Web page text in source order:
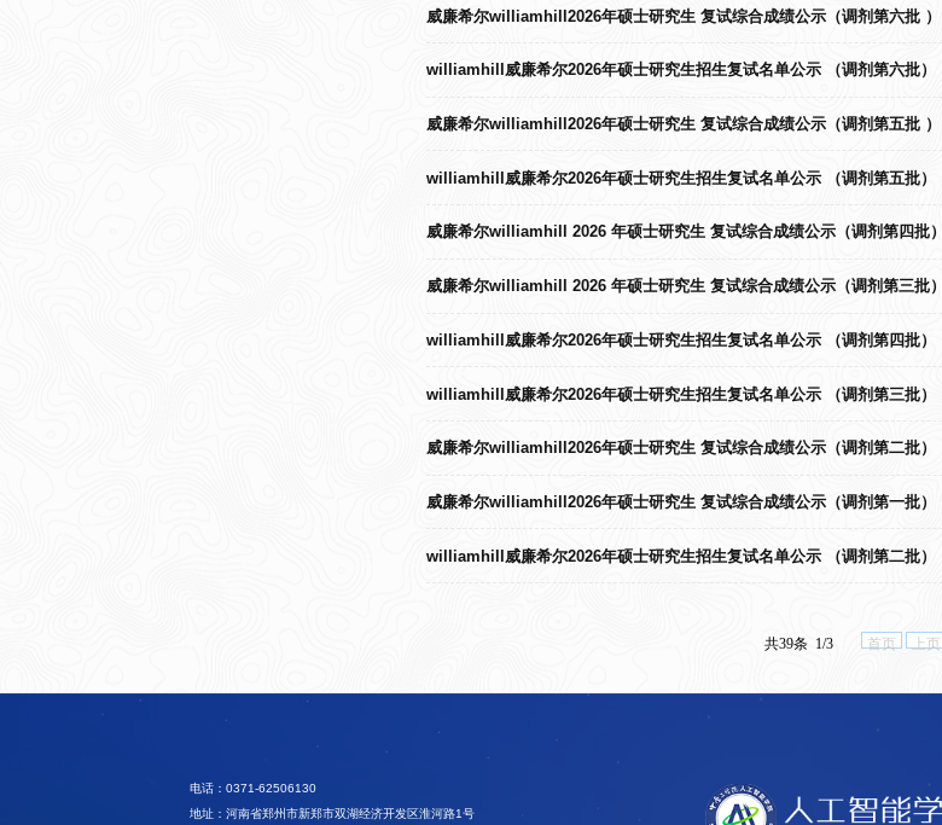
威廉希尔williamhill2026年硕士研究生 复试综合成绩公示（调剂第六批 ）
williamhill威廉希尔2026年硕士研究生招生复试名单公示 （调剂第六批）
威廉希尔williamhill2026年硕士研究生 复试综合成绩公示（调剂第五批 ）
williamhill威廉希尔2026年硕士研究生招生复试名单公示 （调剂第五批）
威廉希尔williamhill 2026 年硕士研究生 复试综合成绩公示（调剂第四批）
威廉希尔williamhill 2026 年硕士研究生 复试综合成绩公示（调剂第三批）
williamhill威廉希尔2026年硕士研究生招生复试名单公示 （调剂第四批）
williamhill威廉希尔2026年硕士研究生招生复试名单公示 （调剂第三批）
威廉希尔williamhill2026年硕士研究生 复试综合成绩公示（调剂第二批）
威廉希尔williamhill2026年硕士研究生 复试综合成绩公示（调剂第一批）
williamhill威廉希尔2026年硕士研究生招生复试名单公示 （调剂第二批）
共39条 1/3 首页 上页
电话：0371-62506130
地址：河南省郑州市新郑市双湖经济开发区淮河路1号